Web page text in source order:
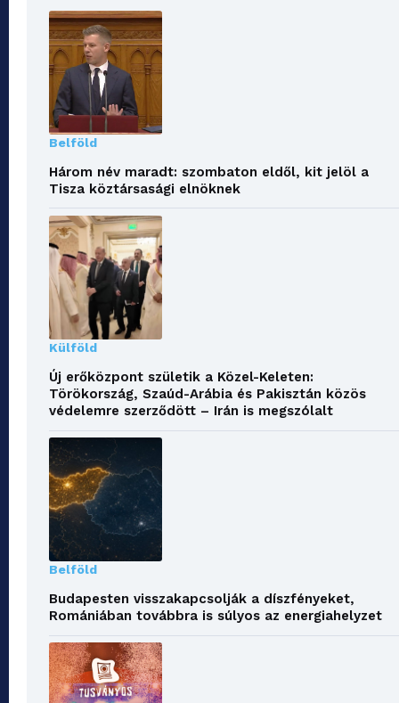
Belföld
Három név maradt: szombaton eldől, kit jelöl a
Tisza köztársasági elnöknek
Külföld
Új erőközpont születik a Közel-Keleten:
Törökország, Szaúd-Arábia és Pakisztán közös
védelemre szerződött – Irán is megszólalt
Belföld
Budapesten visszakapcsolják a díszfényeket,
Romániában továbbra is súlyos az energiahelyzet